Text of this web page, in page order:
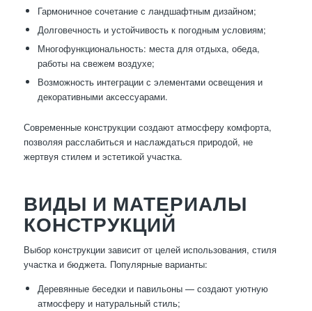
Гармоничное сочетание с ландшафтным дизайном;
Долговечность и устойчивость к погодным условиям;
Многофункциональность: места для отдыха, обеда,
работы на свежем воздухе;
Возможность интеграции с элементами освещения и
декоративными аксессуарами.
Современные конструкции создают атмосферу комфорта,
позволяя расслабиться и наслаждаться природой, не
жертвуя стилем и эстетикой участка.
ВИДЫ И МАТЕРИАЛЫ
КОНСТРУКЦИЙ
Выбор конструкции зависит от целей использования, стиля
участка и бюджета. Популярные варианты:
Деревянные беседки и павильоны — создают уютную
атмосферу и натуральный стиль;